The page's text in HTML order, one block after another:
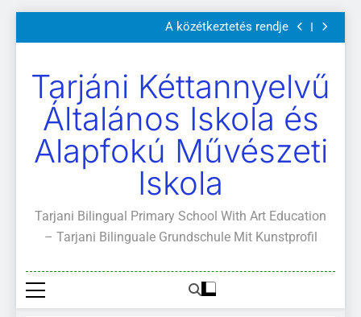
a
Szülői értekezletek 2026. május 04-14.
A közétkeztetés rendje
Kötelező és ajánlott olvasmányok
Szülői értekezletek 2026. május 04-14.
A közétkeztetés rendje
Kötelező és ajánlott olvasmányok
A Mi Világunk!
Tarjáni Kéttannyelvű
Általános Iskola és
Alapfokú Művészeti
Iskola
Tarjani Bilingual Primary School With Art Education
– Tarjani Bilinguale Grundschule Mit Kunstprofil